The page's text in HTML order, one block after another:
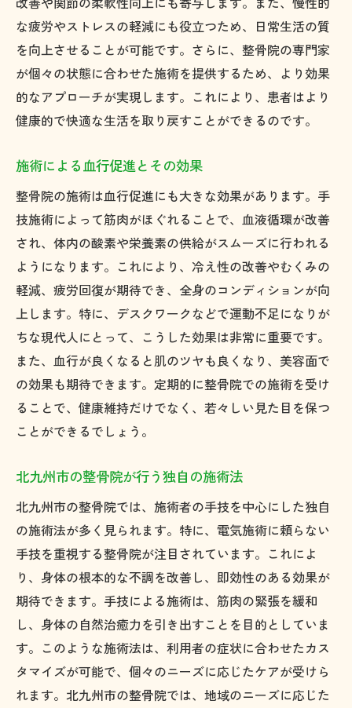
な疲労やストレスの軽減にも役立つため、日常生活の質
を向上させることが可能です。さらに、整骨院の専門家
が個々の状態に合わせた施術を提供するため、より効果
的なアプローチが実現します。これにより、患者はより
健康的で快適な生活を取り戻すことができるのです。
施術による血行促進とその効果
整骨院の施術は血行促進にも大きな効果があります。手
技施術によって筋肉がほぐれることで、血液循環が改善
され、体内の酸素や栄養素の供給がスムーズに行われる
ようになります。これにより、冷え性の改善やむくみの
軽減、疲労回復が期待でき、全身のコンディションが向
上します。特に、デスクワークなどで運動不足になりが
ちな現代人にとって、こうした効果は非常に重要です。
また、血行が良くなると肌のツヤも良くなり、美容面で
の効果も期待できます。定期的に整骨院での施術を受け
ることで、健康維持だけでなく、若々しい見た目を保つ
ことができるでしょう。
北九州市の整骨院が行う独自の施術法
北九州市の整骨院では、施術者の手技を中心にした独自
の施術法が多く見られます。特に、電気施術に頼らない
手技を重視する整骨院が注目されています。これによ
り、身体の根本的な不調を改善し、即効性のある効果が
期待できます。手技による施術は、筋肉の緊張を緩和
し、身体の自然治癒力を引き出すことを目的としていま
す。このような施術法は、利用者の症状に合わせたカス
タマイズが可能で、個々のニーズに応じたケアが受けら
れます。北九州市の整骨院では、地域のニーズに応じた